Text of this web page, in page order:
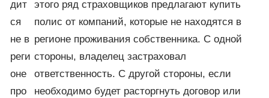
дит
ся
не в
реги
оне
про
этого ряд страховщиков предлагают купить
полис от компаний, которые не находятся в
регионе проживания собственника. С одной
стороны, владелец застраховал
ответственность. С другой стороны, если
необходимо будет расторгнуть договор или